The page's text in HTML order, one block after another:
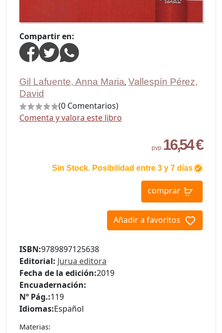
Compartir en:
Gil Lafuente, Anna Maria, Vallespín Pérez,
David
(0 Comentarios)
Comenta y valora este libro
pvp.16,54 €
Sin Stock. Posibilidad entre 3 y 7 días
comprar
Añadir a favoritos
ISBN:9789897125638
Editorial: Jurua editora
Fecha de la edición:2019
Encuadernación:
Nº Pág.:119
Idiomas:Español
Materias: